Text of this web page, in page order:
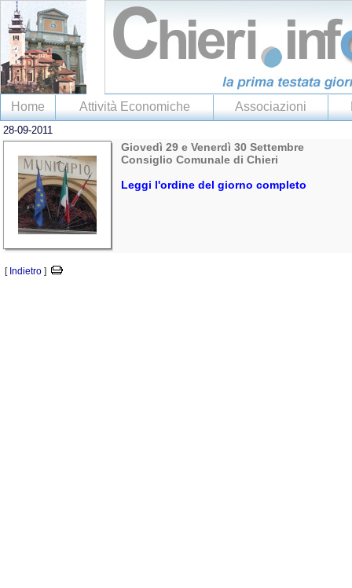
Home Attività Economiche Associazioni
28-09-2011
Giovedì 29 e Venerdì 30 Settembre
Consiglio Comunale di Chieri
Leggi l'ordine del giorno completo
[ Indietro ]